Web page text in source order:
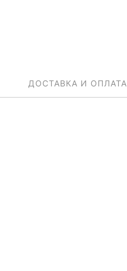
ДОСТАВКА И ОПЛАТА